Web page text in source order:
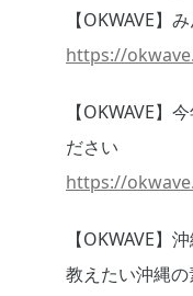
【OKWAVE】
https://
【OKWAVE】
ださい
https://
【OKWAVE】
教えたい沖縄